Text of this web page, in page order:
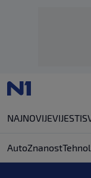
NAJNOVIJEVIJESTI
AutoZnanost